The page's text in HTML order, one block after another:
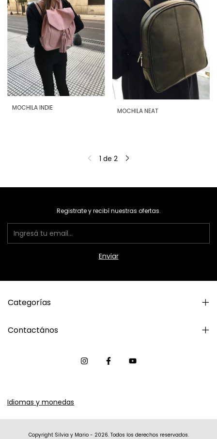
MOCHILA INDIE MOCHILA NEAT
1 de 2
Registrate y recibí nuestras ofertas.
Categorías
Contactános
Idiomas y monedas
Copyright Silvia y Mario - 2026. Todos los derechos reservados.